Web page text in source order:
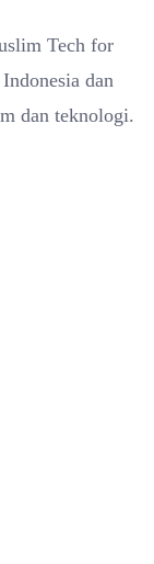
Tech for
dan
dan teknologi.